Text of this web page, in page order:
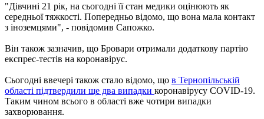
"Дівчині 21 рік, на сьогодні її стан медики оцінюють як
середньої тяжкості. Попередньо відомо, що вона мала контакт
з іноземцями", - повідомив Сапожко.
Він також зазначив, що Бровари отримали додаткову партію
експрес-тестів на коронавірус.
Сьогодні ввечері також стало відомо, що в Тернопільській
області підтвердили ще два випадки коронавірусу COVID-19.
Таким чином всього в області вже чотири випадки
захворювання.